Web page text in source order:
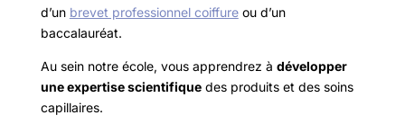
d’un brevet professionnel coiffureou d’un
baccalauréat.
Au sein notre école, vous apprendrez à développer
une expertise scientifiquedes produits et des soins
capillaires.